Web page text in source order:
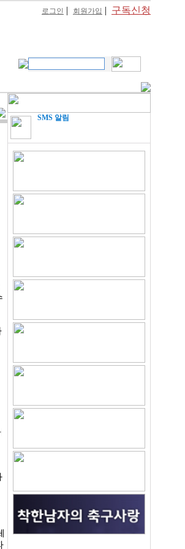
로그인 | 회원가입 | 구독신청
SMS 알림